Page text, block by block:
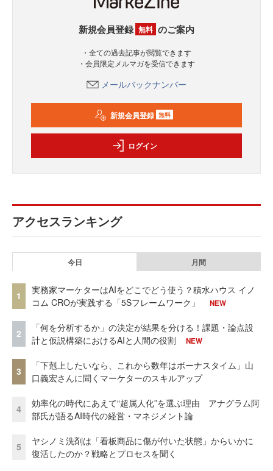
新規会員登録 無料 のご案内
・全ての過去記事が閲覧できます
・会員限定メルマガを受信できます
メールバックナンバー
新規会員登録 無料
ログイン
アクセスランキング
今日 月間
1
実務家マーケターはAIをどこでどう使う？積水ハウス イノ
コム CROが実践する「5Sフレームワーク」
NEW
2
「何を分析するか」の決定が結果を分ける！課題・論点設
計と仮説構築におけるAIと人間の役割
NEW
3
「下剋上したいなら、これから数年はボーナスタイム」山
口義宏さんに聞くマーケターのスキルアップ
4
効率化の時代にあえて“超属人化”を選ぶ理由 アナグラム阿
部氏が語るAI時代の経営・マネジメント論
5
ヤシノミ洗剤は「看板商品に傷が付いた状態」からいかに
復活したのか？戦略とプロセスを聞く